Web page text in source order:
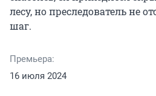
лесу, но преследователь не
шаг.
Премьера:
16 июля 2024